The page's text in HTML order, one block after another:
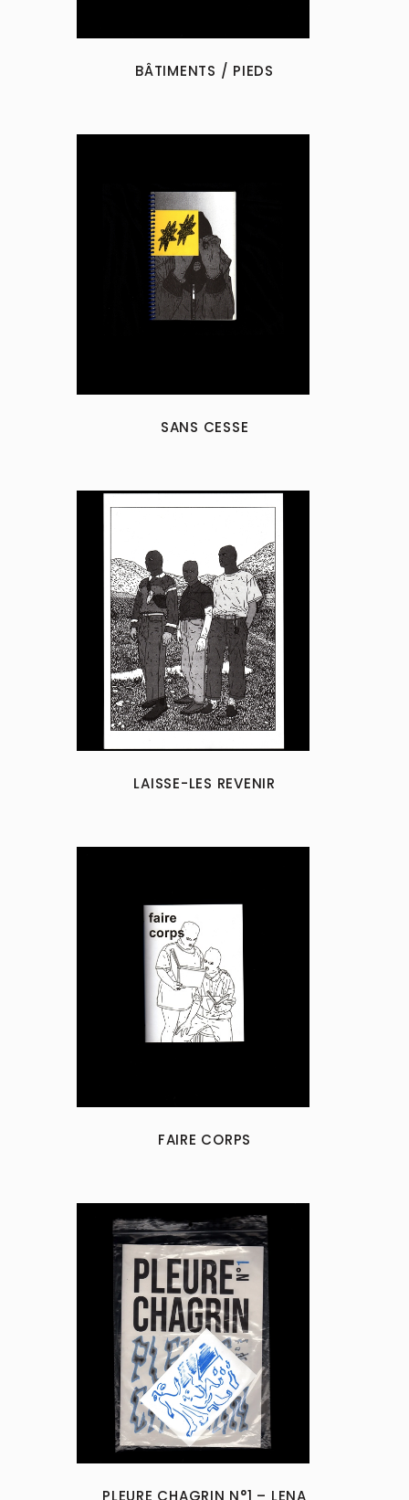
BÂTIMENTS / PIEDS
SANS CESSE
LAISSE-LES REVENIR
FAIRE CORPS
PLEURE CHAGRIN N°1 – LENA